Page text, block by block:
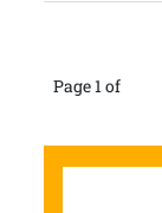
Page 1 of